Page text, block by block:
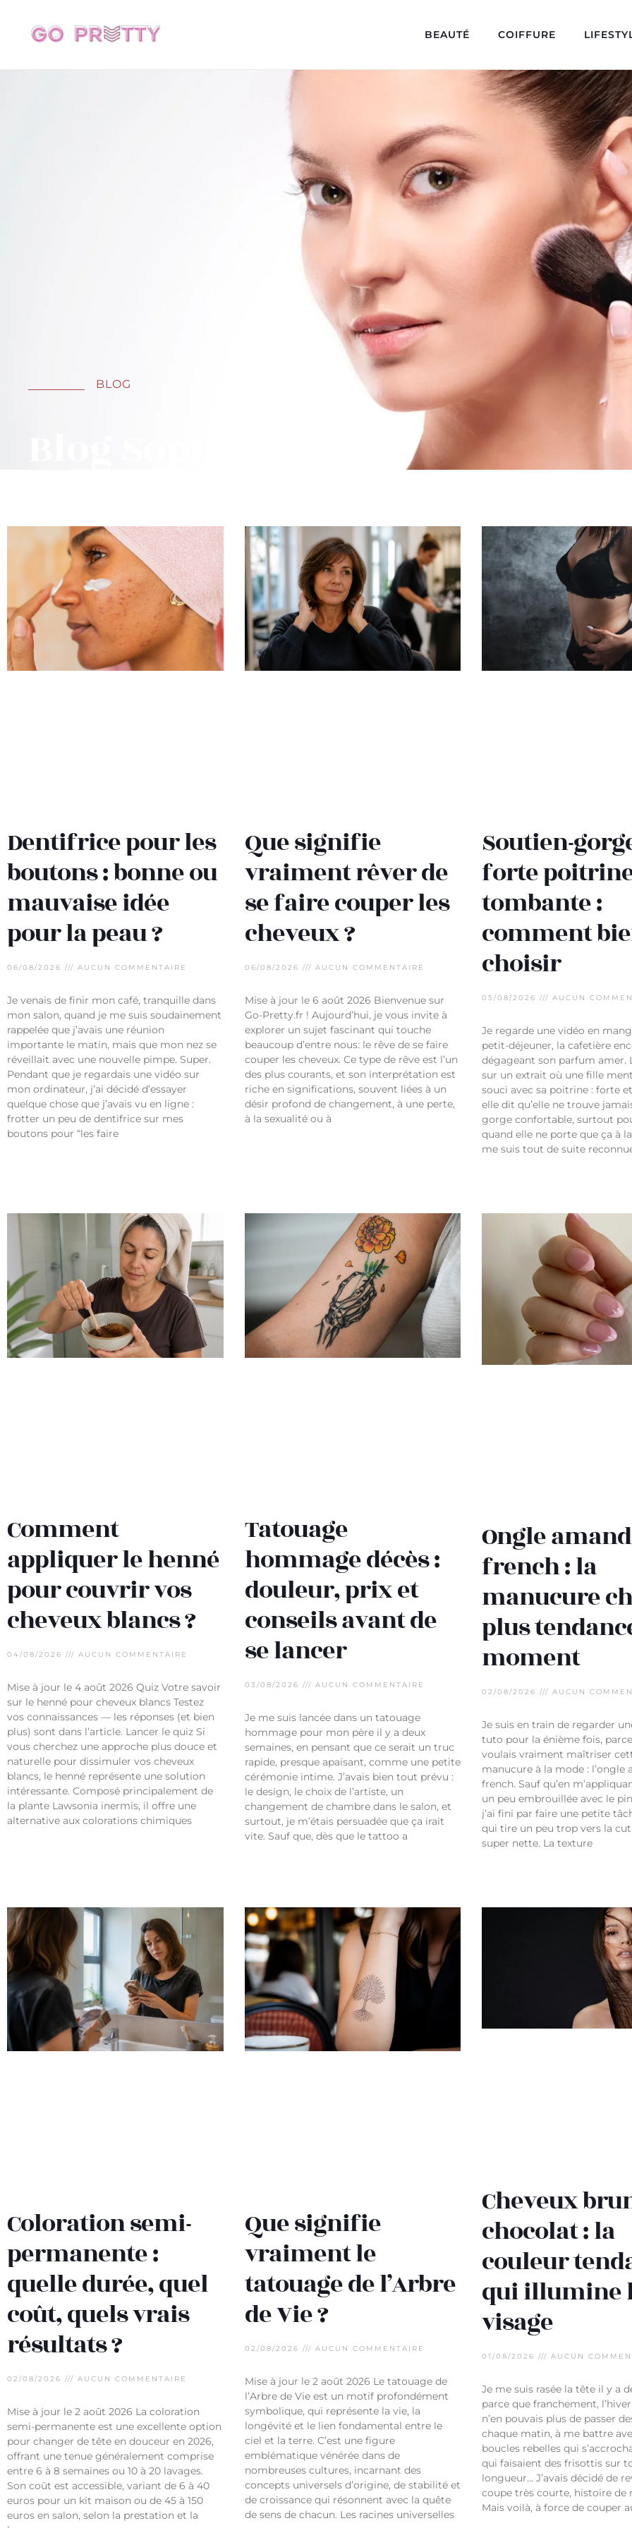
BEAUTÉ COIFFURE
BLOG
Dentifrice pour les
boutons : bonne ou
mauvaise idée
pour la peau ?
06/08/2026 AUCUN COMMENTAIRE
Je venais de finir mon café, tranquille dans
mon salon, quand je me suis soudainement
rappelée que j’avais une réunion
importante le matin, mais que mon nez se
réveillait avec une nouvelle pimpe. Super.
Pendant que je regardais une vidéo sur
mon ordinateur, j’ai décidé d’essayer
quelque chose que j’avais vu en ligne :
frotter un peu de dentifrice sur mes
boutons pour “les faire
Que signifie
vraiment rêver de
se faire couper les
cheveux ?
06/08/2026 AUCUN COMMENTAIRE
Mise à jour le 6 août 2026 Bienvenue sur
Go-Pretty.fr ! Aujourd’hui, je vous invite à
explorer un sujet fascinant qui touche
beaucoup d’entre nous: le rêve de se faire
couper les cheveux. Ce type de rêve est l’un
des plus courants, et son interprétation est
riche en significations, souvent liées à un
désir profond de changement, à une perte,
à la sexualité ou à
Soutien-
forte
tombante :
comment
choisir
05/08/2026 AUCUN
Je regarde une vidéo en
petit-déjeuner, la cafetière
dégageant son parfum amer.
sur un extrait où une fille
souci avec sa poitrine : forte
elle dit qu’elle ne trouve
gorge confortable, surtout
quand elle ne porte que ça à
me suis tout de suite
Comment
appliquer le henné
pour couvrir vos
cheveux blancs ?
04/08/2026 AUCUN COMMENTAIRE
Mise à jour le 4 août 2026 Quiz Votre savoir
sur le henné pour cheveux blancs Testez
vos connaissances — les réponses (et bien
plus) sont dans l’article. Lancer le quiz Si
vous cherchez une approche plus douce et
naturelle pour dissimuler vos cheveux
blancs, le henné représente une solution
intéressante. Composé principalement de
la plante Lawsonia inermis, il offre une
alternative aux colorations chimiques
Tatouage
hommage décès :
douleur, prix et
conseils avant de
se lancer
03/08/2026 AUCUN COMMENTAIRE
Je me suis lancée dans un tatouage
hommage pour mon père il y a deux
semaines, en pensant que ce serait un truc
rapide, presque apaisant, comme une petite
cérémonie intime. J’avais bien tout prévu :
le design, le choix de l’artiste, un
changement de chambre dans le salon, et
surtout, je m’étais persuadée que ça irait
vite. Sauf que, dès que le tattoo a
Ongle
french : la
manucure
plus
moment
02/08/2026 AUCUN
Je suis en train de regarder
tuto pour la énième fois,
voulais vraiment maîtriser
manucure à la mode : l’ongle
french. Sauf qu’en
un peu embrouillée avec le
j’ai fini par faire une petite
qui tire un peu trop vers la
super nette. La texture
Coloration semi-
permanente :
quelle durée, quel
coût, quels vrais
résultats ?
02/08/2026 AUCUN COMMENTAIRE
Mise à jour le 2 août 2026 La coloration
semi-permanente est une excellente option
pour changer de tête en douceur en 2026,
offrant une tenue généralement comprise
entre 6 à 8 semaines ou 10 à 20 lavages.
Son coût est accessible, variant de 6 à 40
euros pour un kit maison ou de 45 à 150
euros en salon, selon la prestation et la
Que signifie
vraiment le
tatouage de l’Arbre
de Vie ?
02/08/2026 AUCUN COMMENTAIRE
Mise à jour le 2 août 2026 Le tatouage de
l’Arbre de Vie est un motif profondément
symbolique, qui représente la vie, la
longévité et le lien fondamental entre le
ciel et la terre. C’est une figure
emblématique vénérée dans de
nombreuses cultures, incarnant des
concepts universels d’origine, de stabilité et
de croissance qui résonnent avec la quête
de sens de chacun. Les racines universelles
Cheveux
chocolat : la
couleur
qui illumine
visage
01/08/2026 AUCUN
Je me suis rasée la tête il y a
parce que franchement,
n’en pouvais plus de passer
chaque matin, à me battre
boucles rebelles qui
qui faisaient des frisottis sur
longueur… J’avais décidé de
coupe très courte, histoire de
Mais voilà, à force de couper